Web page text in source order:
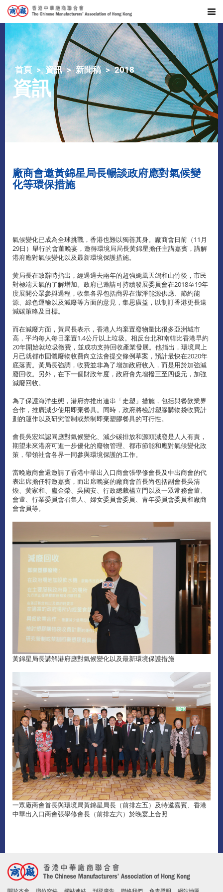
首頁 資訊 新聞稿 2018
資訊
廠商會邀黃錦星局長暢談政府應對氣候變
化等環保措施
氣候變化已成為全球挑戰，香港也難以獨善其身。廠商會日前（11月
29日）舉行的會董晚宴，邀得環境局局長黃錦星擔任主講嘉賓，講解
港府應對氣候變化以及最新環境保護措施。
黃局長在致辭時指出，經過過去兩年的超強颱風天鴿和山竹後，市民
對極端天氣的了解增加。政府已邀請可持續發展委員會在2018至19年
度展開公眾參與過程，收集各界包括商界在潔淨能源供應、節約能
源、綠色運輸以及減廢等方面的意見，集思廣益，以制訂香港更長遠
減碳策略及目標。
而在減廢方面，黃局長表示，香港人均棄置廢物量比很多亞洲城市
高，平均每人每日棄置1.4公斤以上垃圾。相反台北和南韓比香港早約
20年開始就垃圾徵費，並成功支持回收產業發展。他指出，環境局上
月已就都市固體廢物收費向立法會提交條例草案，預計最快在2020年
底落實。黃局長強調，收費並非為了增加政府收入，而是用於加強減
廢回收。另外，在下一個財政年度，政府會先增撥三至四億元，加強
減廢回收。
為了保護海洋生態，港府亦推出連串「走塑」措施，包括與餐飲業界
合作，推廣減少使用即棄餐具。同時，政府將檢討塑膠購物袋收費計
劃的運作以及研究管制或禁制即棄塑膠餐具的可行性。
會長吳宏斌認同應對氣候變化、減少碳排放和源頭減廢是人人有責，
期望未來港府可進一步優化的廢物管理、都市節能和應對氣候變化政
策，帶領社會各界一同參與環境保護的工作。
當晚廠商會還邀請了香港中華出入口商會張學修會長及中出商會的代
表出席擔任特邀嘉賓，而出席晚宴的廠商會首長尚包括副會長吳清
煥、黃家和、盧金榮、吳國安、行政總裁楊立門以及一眾常務會董、
會董、行業委員會召集人、婦女委員會委員、青年委員會委員和廠商
會會員等。
黃錦星局長講解港府應對氣候變化以及最新環境保護措施
一眾廠商會首長與環境局黃錦星局長（前排左五）及特邀嘉賓、香港
中華出入口商會張學修會長（前排左六）於晚宴上合照